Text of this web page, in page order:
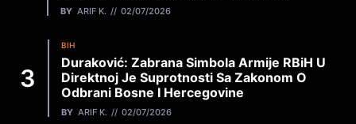
BY ARIF K. 02/07/2026
BIH
Duraković: Zabrana Simbola Armije RBiH U
Direktnoj Je Suprotnosti Sa Zakonom O
Odbrani Bosne I Hercegovine
BY ARIF K. 02/07/2026